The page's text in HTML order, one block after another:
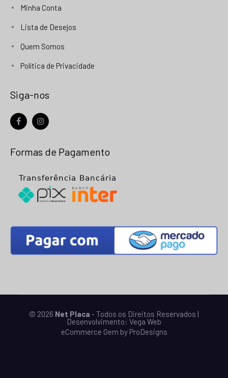
Minha Conta
Lista de Desejos
Quem Somos
Política de Privacidade
Siga-nos
Formas de Pagamento
© 2026 Net Placa - Todos os Direitos Reservados |
Desenvolvimento: Vega Web
eCommerce Gem by ProDesigns